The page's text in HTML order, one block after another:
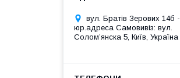
вул. Братів Зерових 14б -
юр.адреса Самовивіз: вул.
Соломʼянска 5, Київ, Україна